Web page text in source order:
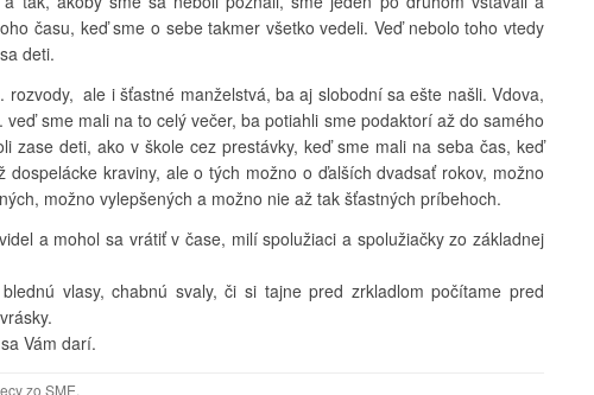
času, keď sme o sebe takmer všetko vedeli. Veď nebolo toho vtedy
deti.
ale i šťastné manželstvá, ba aj slobodní sa ešte našli. Vdova,
sme mali na to celý večer, ba potiahli sme podaktorí až do samého
zase deti, ako v škole cez prestávky, keď sme mali na seba čas, keď
dospelácke kraviny, ale o tých možno o ďalších dvadsať rokov, možno
možno vylepšených a možno nie až tak šťastných príbehoch.
a mohol sa vrátiť v čase, milí spolužiaci a spolužiačky zo základnej
vlasy, chabnú svaly, či si tajne pred zrkladlom počítame pred
Vám darí.
zo SME.